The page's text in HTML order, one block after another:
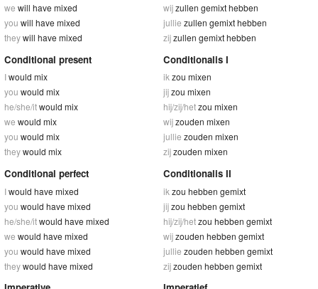
we will have mixed
you will have mixed
theywill have mixed
wijzullen gemixt hebben
jullie zullen gemixt hebben
zijzullen gemixt hebben
Conditional present
Iwould mix
you would mix
he/she/itwould mix
we would mix
you would mix
theywould mix
Conditionalis I
ik zou mixen
jijzou mixen
hij/zij/hetzou mixen
wijzouden mixen
jullie zouden mixen
zijzouden mixen
Conditional perfect
Iwould have mixed
you would have mixed
he/she/itwould have mixed
we would have mixed
you would have mixed
theywould have mixed
Conditionalis II
ik zou hebben gemixt
jijzou hebben gemixt
hij/zij/hetzou hebben gemixt
wijzouden hebben gemixt
jullie zouden hebben gemixt
zijzouden hebben gemixt